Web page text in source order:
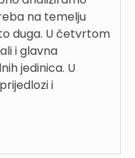
na temelju
duga. U četvrtom
i glavna
jedinica. U
i